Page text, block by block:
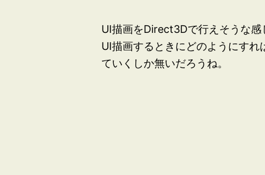
UI描画をDirect3Dで行えそうな感
UI描画するときにどのようにす
ていくしか無いだろうね。